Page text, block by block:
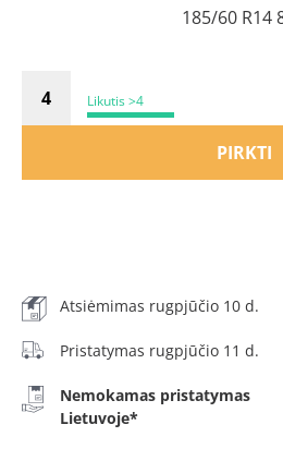
185/60 R14
Likutis >4
PIRKTI
Atsiėmimas rugpjūčio 10 d.
Pristatymas rugpjūčio 11 d.
Nemokamas pristatymas
Lietuvoje*